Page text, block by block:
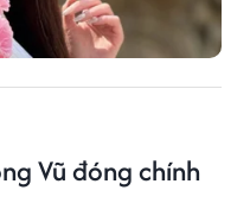
Vũ đóng chính